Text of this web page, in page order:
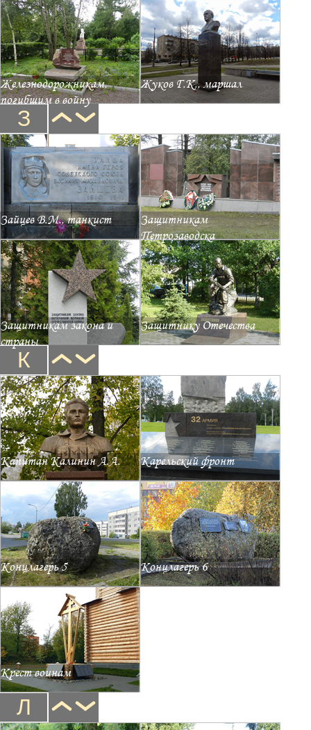
Железнодорожникам,
погибшим в войну
Жуков Г.К., маршал
З
Зайцев В.М., танкист
Защитникам
Петрозаводска
Защитникам закона и
страны
Защитнику Отечества
К
Капитан Калинин А.А. Карельский фронт
Концлагерь 5 Концлагерь 6
Крест воинам
Л